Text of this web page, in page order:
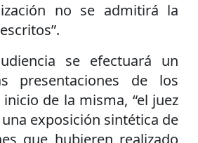
no se admitirá la
se efectuará un
presentaciones de los
de la misma, “el juez
exposición sintética de
que hubieren realizado